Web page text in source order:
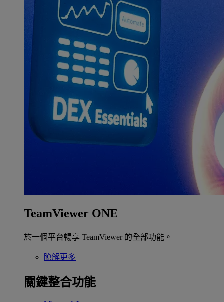
TeamViewer ONE
於一個平台暢享 TeamViewer 的全部功能。
瞭解更多
關鍵整合功能